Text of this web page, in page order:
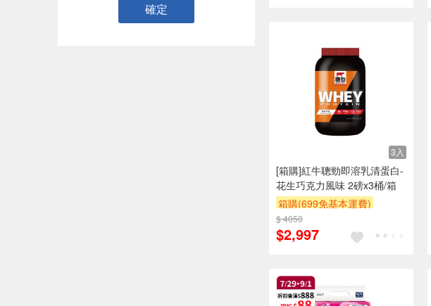
確定
3入
[箱購]紅牛聰勁即溶乳清蛋白-
花生巧克力風味 2磅x3桶/箱
箱購(699免基本運費)
贈OPENPOINT
$ 4050
$2,997